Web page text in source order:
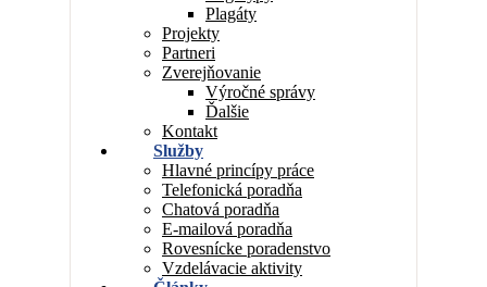
Plagáty
Projekty
Partneri
Zverejňovanie
Výročné správy
Ďalšie
Kontakt
Služby
Hlavné princípy práce
Telefonická poradňa
Chatová poradňa
E-mailová poradňa
Rovesnícke poradenstvo
Vzdelávacie aktivity